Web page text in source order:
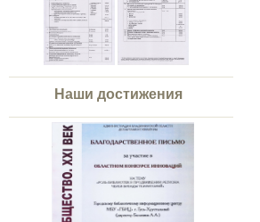
Наши достижения